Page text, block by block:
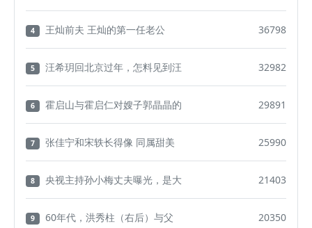
4 王灿前夫 王灿的第一任老公 36798
5 汪希玥回北京过年，怎料见到汪 32982
6 霍启山与霍启仁对嫂子郭晶晶的 29891
7 张佳宁和宋轶长得像 同属甜美 25990
8 央视主持孙小梅丈夫曝光，是大 21403
9 60年代，洪秀柱（右后）与父 20350